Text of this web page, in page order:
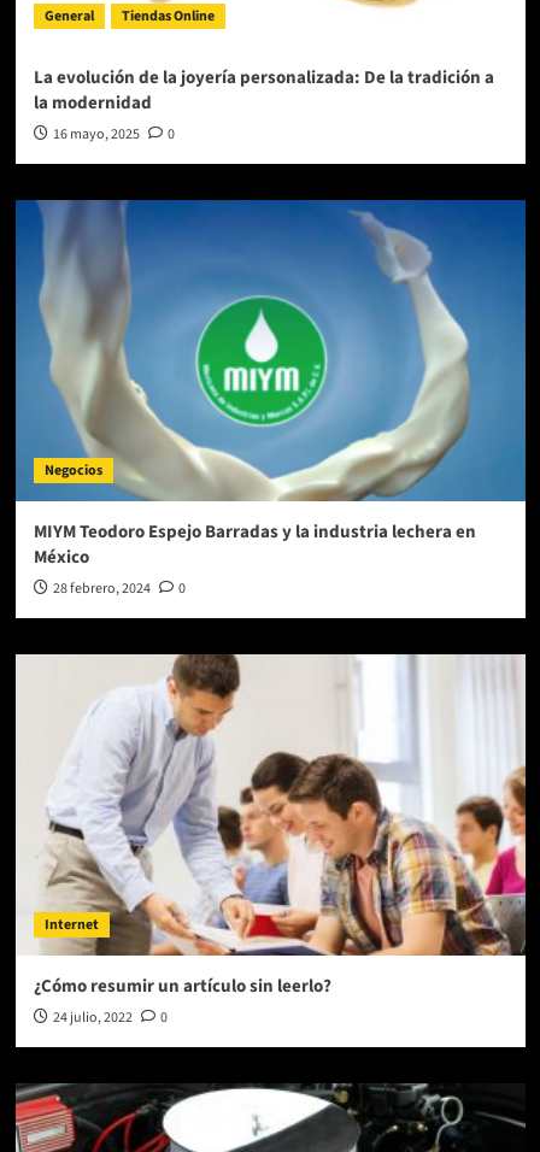
General Tiendas Online
La evolución de la joyería personalizada: De la tradición a
la modernidad
16 mayo, 2025 0
Negocios
MIYM Teodoro Espejo Barradas y la industria lechera en
México
28 febrero, 2024 0
Internet
¿Cómo resumir un artículo sin leerlo?
24 julio, 2022 0